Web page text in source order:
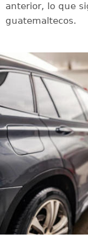
anterior, lo que
guatemaltecos.